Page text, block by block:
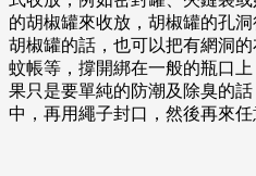
的胡椒罐來收放，胡椒罐的孔
胡椒罐的話，也可以把有網洞
蚊帳等，撐開綁在一般的瓶口
果只是要單純的防潮及除臭的
中，再用繩子封口，然後再來任